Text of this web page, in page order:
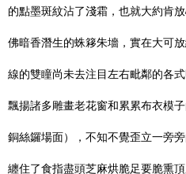
的點墨斑紋沾了淺霜，也就大約肯
佛暗香潛生的蛛簃朱墻，實在大可
線的雙瞳尚未去注目左右毗鄰的各
飄揚諸多雕畫老花窗和累累布衣模
銅絲鑼場面），不知不覺歪立一旁
纏住了食指盡頭芝麻烘脆足要脆熏